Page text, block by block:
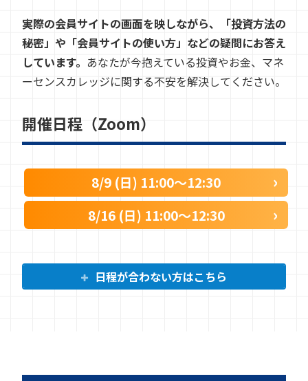
実際の会員サイトの画面を映しながら、「投資方法の
秘密」や「会員サイトの使い方」などの疑問にお答え
しています。 あなたが今抱えている投資やお金、マネ
ーセンスカレッジに関する不安を解決してください。
開催日程（Zoom）
8/9 (日) 11:00〜12:30
8/16 (日) 11:00〜12:30
日程が合わない方はこちら